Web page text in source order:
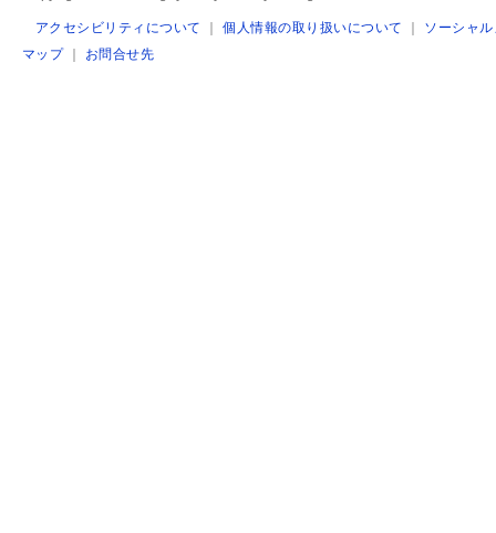
アクセシビリティについて ｜個人情報の取り扱いについて ｜ ソーシャ
マップ｜ お問合せ先